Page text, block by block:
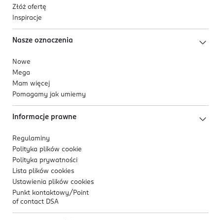
Złóż ofertę
Inspiracje
Nasze oznaczenia
Nowe
Mega
Mam więcej
Pomagamy jak umiemy
Informacje prawne
Regulaminy
Polityka plików cookie
Polityka prywatności
Lista plików cookies
Ustawienia plików cookies
Punkt kontaktowy/ Point
of contact DSA